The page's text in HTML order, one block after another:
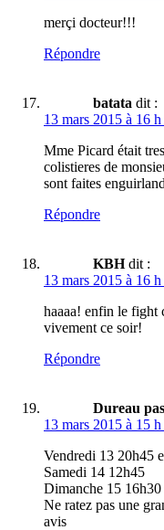
merçi docteur!!!
Répondre
batata dit :
13 mars 2015 à 16
Mme Picard était
colistieres de
sont faites
Répondre
KBH dit :
13 mars 2015 à 16
haaaa! enfin le fight
vivement ce soir!
Répondre
Dureau
13 mars 2015 à 15
Vendredi 13 20h45
Samedi 14 12h45
Dimanche 15 16h30
Ne ratez pas une
avis